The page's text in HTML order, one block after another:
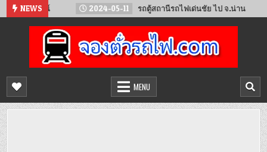
Skip NEWS
ยงจันทน์ 2024-05-11 รถตู้สถานีรถไฟเด่นชัย ไป จ.น่าน
จองตั๋วรถไฟออนไลน์
จำหน่ายตั๋วรถไฟล่วงหน้า จองได้ 24 ชั่วโมง
MENU